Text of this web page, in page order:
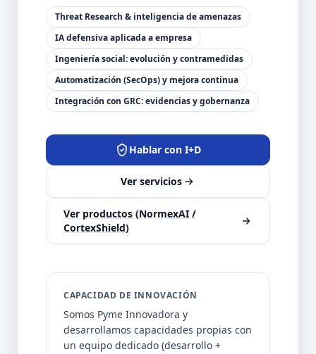
Threat Research & inteligencia de amenazas
IA defensiva aplicada a empresa
Ingeniería social: evolución y contramedidas
Automatización (SecOps) y mejora continua
Integración con GRC: evidencias y gobernanza
Hablar con I+D
Ver servicios
Ver productos (NormexAI /
CortexShield)
CAPACIDAD DE INNOVACIÓN
Somos Pyme Innovadora y
desarrollamos capacidades propias con
un equipo dedicado (desarrollo +